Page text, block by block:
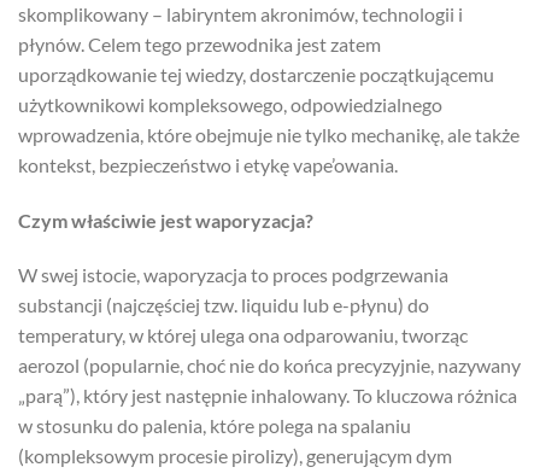
skomplikowany – labiryntem akronimów, technologii i
płynów. Celem tego przewodnika jest zatem
uporządkowanie tej wiedzy, dostarczenie początkującemu
użytkownikowi kompleksowego, odpowiedzialnego
wprowadzenia, które obejmuje nie tylko mechanikę, ale także
kontekst, bezpieczeństwo i etykę vape’owania.
Czym właściwie jest waporyzacja?
W swej istocie, waporyzacja to proces podgrzewania
substancji (najczęściej tzw. liquidu lub e-płynu) do
temperatury, w której ulega ona odparowaniu, tworząc
aerozol (popularnie, choć nie do końca precyzyjnie, nazywany
„parą”), który jest następnie inhalowany. To kluczowa różnica
w stosunku do palenia, które polega na spalaniu
(kompleksowym procesie pirolizy), generującym dym